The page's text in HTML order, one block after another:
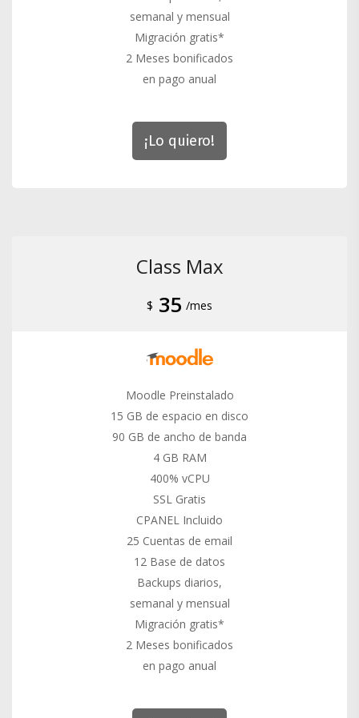
semanal y mensual
Migración gratis*
2 Meses bonificados
en pago anual
¡Lo quiero!
Class Max
$ 35 /mes
Moodle Preinstalado
15 GB de espacio en disco
90 GB de ancho de banda
4 GB RAM
400% vCPU
SSL Gratis
CPANEL Incluido
25 Cuentas de email
12 Base de datos
Backups diarios,
semanal y mensual
Migración gratis*
2 Meses bonificados
en pago anual